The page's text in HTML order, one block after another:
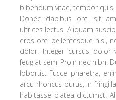
bibendum vitae, tempor quis,
Donec dapibus orci sit
ultrices lectus. Aliquam
eros orci pellentesque nisl,
dolor. Integer cursus dolor
feugiat sem. Proin nec nibh.
lobortis. Fusce pharetra,
arcu rhoncus purus, in
habitasse platea dictumst.